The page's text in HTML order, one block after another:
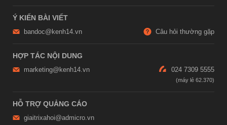
Ý KIẾN BÀI VIẾT
bandoc@kenh14.vn Câu hỏi thường gặp
HỢP TÁC NỘI DUNG
marketing@kenh14.vn 024 7309 5555
HỖ TRỢ QUẢNG CÁO
giaitrixahoi@admicro.vn